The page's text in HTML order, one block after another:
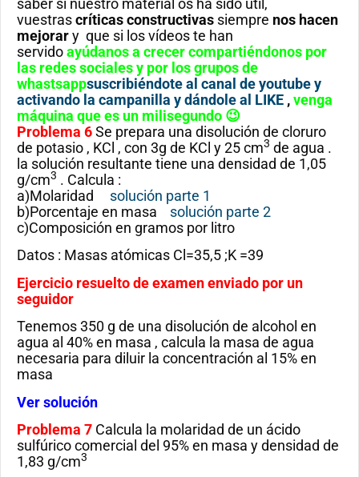
saber si nuestro material os ha sido útil,
vuestrascríticas constructivas siempre nos hacen
mejorary que si los vídeos te han
servidoayúdanos a crecer compartiéndonos por
las redes sociales y por los grupos de
whastsappsuscribiéndote al canal de youtube y
activando la campanilla y dándole al LIKE ,venga
máquina que es un milisegundo 😉
Problema 6Se prepara una disolución de cloruro
de potasio , KCl , con 3g de KCl y 25 cm3 de agua .
la solución resultante tiene una densidad de 1,05
g/cm3 . Calcula :
a)Molaridad solución parte 1
b)Porcentaje en masa solución parte 2
c)Composición en gramos por litro
Datos : Masas atómicas Cl=35,5 ;K =39
Ejercicio resuelto de examen enviado por un
seguidor
Tenemos 350 g de una disolución de alcohol en
agua al 40% en masa , calcula la masa de agua
necesaria para diluir la concentración al 15% en
masa
Ver solución
Problema 7 Calcula la molaridad de un ácido
sulfúrico comercial del 95% en masa y densidad de
1,83 g/cm3